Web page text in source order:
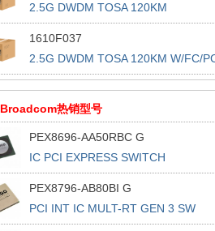
2.5G DWDM TOSA 120KM
1610F037
2.5G DWDM TOSA 120KM W/FC/
CON
Broadcom热销型号
PEX8696-AA50RBC G
IC PCI EXPRESS SWITCH
1156FCBGA
PEX8796-AB80BI G
PCI INT IC MULT-RT GEN 3 SW